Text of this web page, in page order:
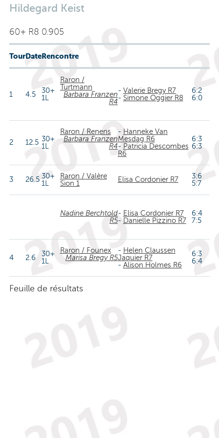
Hildegard Keist
60+ R8 0.905
TourDateRencontre
1 4.5
30+
1L
Raron /
Turtmann
Barbara Franzen
R4
- Valerie Bregy R7
- Simone Oggier R8
6:2
6:0
2 12.5 30+
1L
Raron / Renens
Barbara Franzen
R4
- Hanneke Van
Mesdag R6
- Patricia Descombes
R6
6:3
6:3
3 26.5 30+
1L
Raron / Valère
Sion 1
Elisa Cordonier R7
3:6
5:7
Nadine Berchtold
R5
- Elisa Cordonier R7
- Danielle Pizzino R7
6:4
7:5
4 2.6
30+
1L
Raron / Founex
Marisa Bregy R5
- Helen Claussen
Jaquier R7
- Alison Holmes R6
6:3
6:4
Feuille de résultats